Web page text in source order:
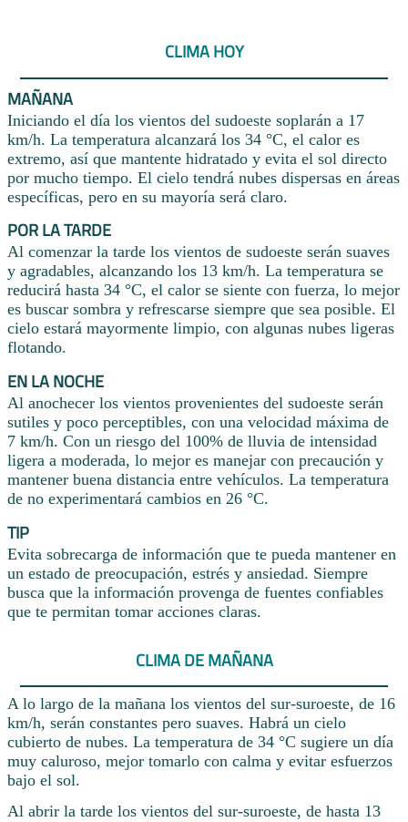
CLIMA HOY
MAÑANA
Iniciando el día los vientos del sudoeste soplarán a 17
km/h. La temperatura alcanzará los 34 °C, el calor es
extremo, así que mantente hidratado y evita el sol directo
por mucho tiempo. El cielo tendrá nubes dispersas en áreas
específicas, pero en su mayoría será claro.
POR LA TARDE
Al comenzar la tarde los vientos de sudoeste serán suaves
y agradables, alcanzando los 13 km/h. La temperatura se
reducirá hasta 34 °C, el calor se siente con fuerza, lo mejor
es buscar sombra y refrescarse siempre que sea posible. El
cielo estará mayormente limpio, con algunas nubes ligeras
flotando.
EN LA NOCHE
Al anochecer los vientos provenientes del sudoeste serán
sutiles y poco perceptibles, con una velocidad máxima de
7 km/h. Con un riesgo del 100% de lluvia de intensidad
ligera a moderada, lo mejor es manejar con precaución y
mantener buena distancia entre vehículos. La temperatura
de no experimentará cambios en 26 °C.
TIP
Evita sobrecarga de información que te pueda mantener en
un estado de preocupación, estrés y ansiedad. Siempre
busca que la información provenga de fuentes confiables
que te permitan tomar acciones claras.
CLIMA DE MAÑANA
A lo largo de la mañana los vientos del sur-suroeste, de 16
km/h, serán constantes pero suaves. Habrá un cielo
cubierto de nubes. La temperatura de 34 °C sugiere un día
muy caluroso, mejor tomarlo con calma y evitar esfuerzos
bajo el sol.
Al abrir la tarde los vientos del sur-suroeste, de hasta 13